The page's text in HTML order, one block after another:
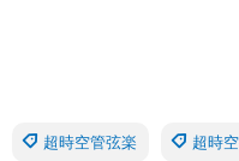
超時空管弦楽 超時